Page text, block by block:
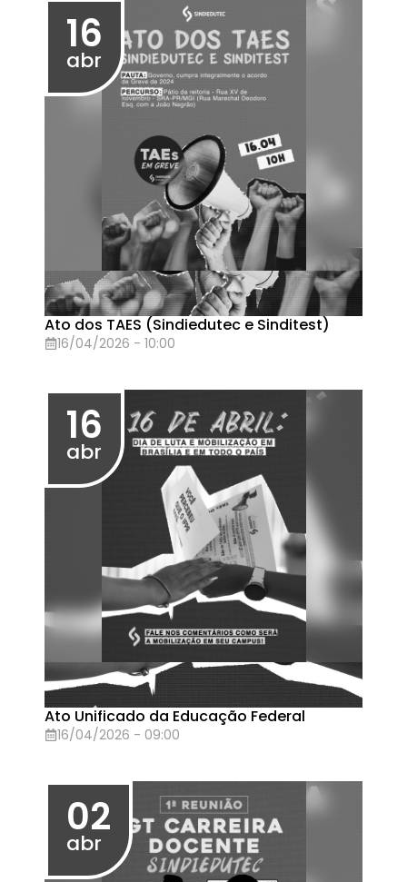
Assembleia Geral no dia 27/03 (terça-
feira), às 13h30 (1ª chamada) e 14h (2ª
chamada)
27/03/2026 - 13:30
mar
Live: O RSC que foi acordado, o que temos
e pelo que lutamos na greve
24/03/2026 - 19:00
24
mar